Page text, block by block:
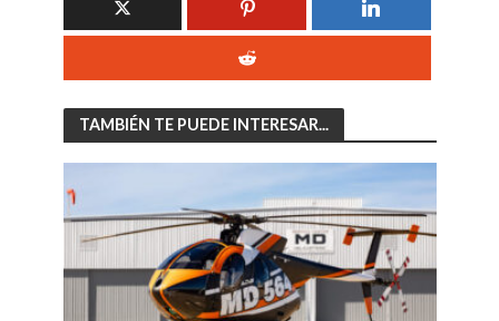
TAMBIÉN TE PUEDE INTERESAR...